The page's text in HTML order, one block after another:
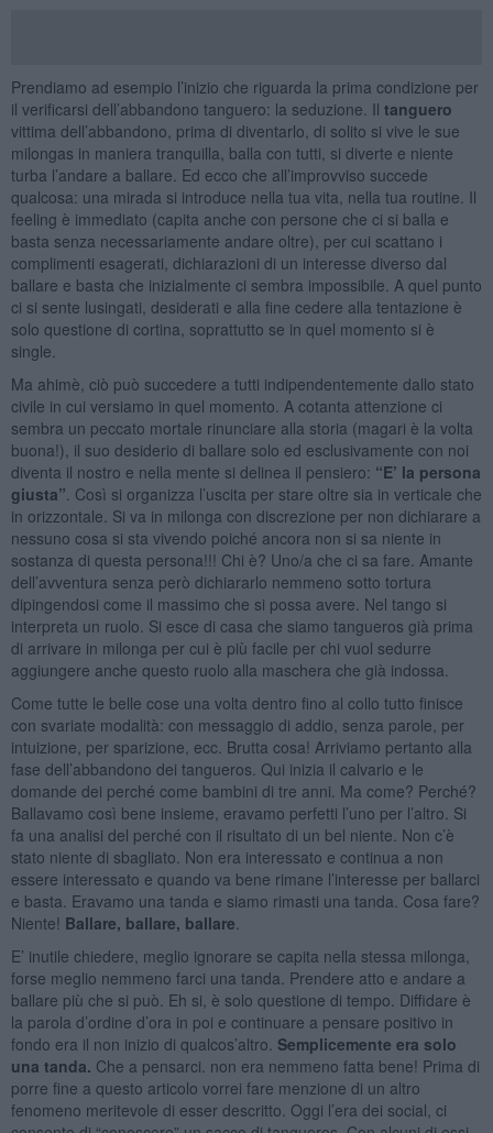
Prendiamo ad esempio l’inizio che riguarda la prima condizione per
il verificarsi dell’abbandono tanguero: la seduzione. Il tanguero
vittima dell’abbandono, prima di diventarlo, di solito si vive le sue
milongas in maniera tranquilla, balla con tutti, si diverte e niente
turba l’andare a ballare. Ed ecco che all’improvviso succede
qualcosa: una mirada si introduce nella tua vita, nella tua routine. Il
feeling è immediato (capita anche con persone che ci si balla e
basta senza necessariamente andare oltre), per cui scattano i
complimenti esagerati, dichiarazioni di un interesse diverso dal
ballare e basta che inizialmente ci sembra impossibile. A quel punto
ci si sente lusingati, desiderati e alla fine cedere alla tentazione è
solo questione di cortina, soprattutto se in quel momento si è
single.
Ma ahimè, ciò può succedere a tutti indipendentemente dallo stato
civile in cui versiamo in quel momento. A cotanta attenzione ci
sembra un peccato mortale rinunciare alla storia (magari è la volta
buona!), il suo desiderio di ballare solo ed esclusivamente con noi
diventa il nostro e nella mente si delinea il pensiero: “E’ la persona
giusta” . Così si organizza l’uscita per stare oltre sia in verticale che
in orizzontale. Si va in milonga con discrezione per non dichiarare a
nessuno cosa si sta vivendo poiché ancora non si sa niente in
sostanza di questa persona!!! Chi è? Uno/a che ci sa fare. Amante
dell’avventura senza però dichiararlo nemmeno sotto tortura
dipingendosi come il massimo che si possa avere. Nel tango si
interpreta un ruolo. Si esce di casa che siamo tangueros già prima
di arrivare in milonga per cui è più facile per chi vuol sedurre
aggiungere anche questo ruolo alla maschera che già indossa.
Come tutte le belle cose una volta dentro fino al collo tutto finisce
con svariate modalità: con messaggio di addio, senza parole, per
intuizione, per sparizione, ecc. Brutta cosa! Arriviamo pertanto alla
fase dell’abbandono dei tangueros. Qui inizia il calvario e le
domande dei perché come bambini di tre anni. Ma come? Perché?
Ballavamo così bene insieme, eravamo perfetti l’uno per l’altro. Si
fa una analisi del perché con il risultato di un bel niente. Non c’è
stato niente di sbagliato. Non era interessato e continua a non
essere interessato e quando va bene rimane l’interesse per ballarci
e basta. Eravamo una tanda e siamo rimasti una tanda. Cosa fare?
Niente! Ballare, ballare, ballare
E’ inutile chiedere, meglio ignorare se capita nella stessa milonga,
forse meglio nemmeno farci una tanda. Prendere atto e andare a
ballare più che si può. Eh si, è solo questione di tempo. Diffidare è
la parola d’ordine d’ora in poi e continuare a pensare positivo in
fondo era il non inizio di qualcos’altro. Semplicemente era solo
una tanda. Che a pensarci. non era nemmeno fatta bene! Prima di
porre fine a questo articolo vorrei fare menzione di un altro
fenomeno meritevole di esser descritto. Oggi l’era dei social, ci